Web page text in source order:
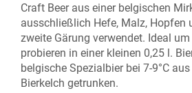
Craft Beer aus einer belgischen
ausschließlich Hefe, Malz, Hopfen
zweite Gärung verwendet. Ideal
probieren in einer kleinen 0,25 l.
belgische Spezialbier bei 7-9°C
Bierkelch getrunken.